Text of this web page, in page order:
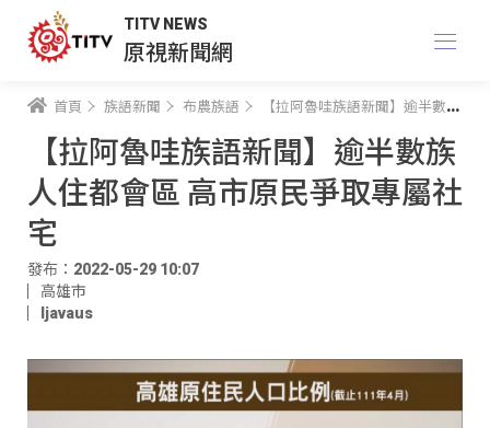
TITV NEWS
原視新聞網
首頁 族語新聞 布農族語 【拉阿魯哇族語新聞】逾半數族人住都會區 高市原民爭取專屬社宅
【拉阿魯哇族語新聞】逾半數族
人住都會區 高市原民爭取專屬社
宅
發布：2022-05-29 10:07
高雄市
ljavaus